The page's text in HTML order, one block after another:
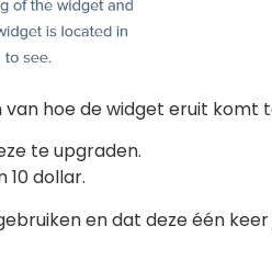
van hoe de widget eruit komt
te upgraden.
10 dollar.
en dat deze één